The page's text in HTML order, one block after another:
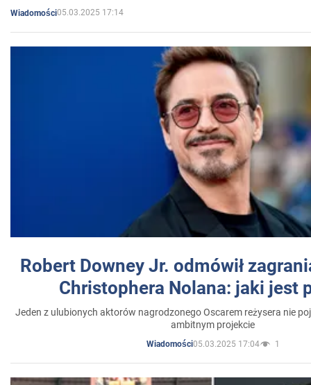
Wiadomości05.03.2025 17:14
Robert Downey Jr. odmówił
Christophera Nolana: jaki jest
Jeden z ulubionych aktorów nagrodzonego Oscarem reżysera nie
ambitnym projekcie
Wiadomości05.03.2025 17:04 1